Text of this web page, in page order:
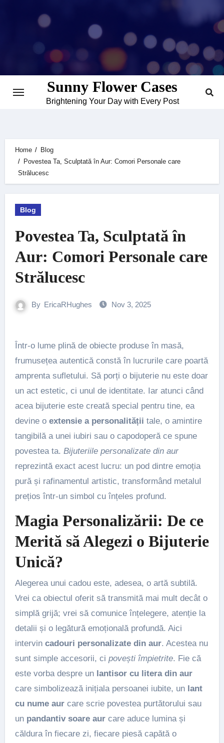
Sunny Flower Cases
Brightening Your Day with Every Post
Home
Blog
Povestea Ta, Sculptată în Aur: Comori Personale care
Strălucesc
Blog
Povestea Ta, Sculptată în
Aur: Comori Personale care
Strălucesc
By EricaRHughes Nov 3, 2025
Într-o lume plină de obiecte produse în masă,
frumusețea autentică constă în lucrurile care poartă
amprenta sufletului. Să porți o bijuterie nu este doar
un act estetic, ci unul de identitate. Iar atunci când
acea bijuterie este creată special pentru tine, ea
devine o extensie a personalității tale, o amintire
tangibilă a unei iubiri sau o capodoperă ce spune
povestea ta. Bijuteriile personalizate din aur
reprezintă exact acest lucru: un pod dintre emoția
pură și rafinamentul artistic, transformând metaluI
prețios într-un simbol cu înțeles profund.
Magia Personalizării: De ce
Merită să Alegezi o Bijuterie
Unică?
Alegerea unui cadou este, adesea, o artă subtilă.
Vrei ca obiectul oferit să transmită mai mult decât o
simplă grijă; vrei să comunice înțelegere, atenție la
detalii și o legătură emoțională profundă. Aici
intervin cadouri personalizate din aur. Acestea nu
sunt simple accesorii, ci povești împietrite. Fie că
este vorba despre un lantisor cu litera din aur
care simbolizează inițiala persoanei iubite, un lant
cu nume aurcare scrie povestea purtătorului sau
un pandantiv soare aurcare aduce lumina și
căldura în fiecare zi, fiecare piesă capătă o